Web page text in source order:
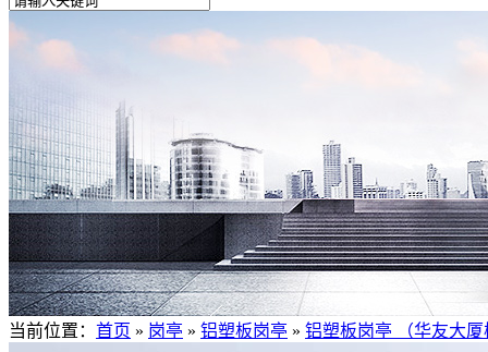
当前位置： 首页 » 岗亭 » 铝塑板岗亭 » 铝塑板岗亭 （华友大厦